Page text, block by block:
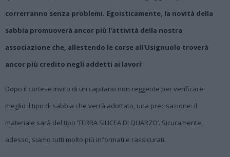
correrranno senza problemi. Egoisticamente, la novità della
sabbia promuoverà ancor più l'attività della nostra
associazione che, allestendo le corse all'Usignuolo troverà
ancor più credito negli addetti ai lavori‘.
Dopo il cortese invito di un capitano non reggente per verificare
meglio il tipo di sabbia che verrà adottato, una precisazione: il
materiale sarà del tipo ‘TERRA SILICEA DI QUARZO’. Sicuramente,
adesso, siamo tutti molto più informati e rassicurati.